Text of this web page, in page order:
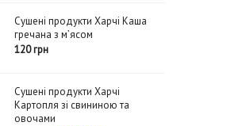
Сушені продукти Харчі Каша
гречана з м’ясом
120 грн
Сушені продукти Харчі
Картопля зі свининою та
овочами